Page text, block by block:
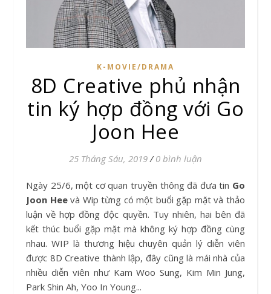
K-MOVIE/DRAMA
8D Creative phủ nhận
tin ký hợp đồng với Go
Joon Hee
25 Tháng Sáu, 2019 / 0 bình luận
Ngày 25/6, một cơ quan truyền thông đã đưa tin Go
Joon Heevà Wip từng có một buổi gặp mặt và thảo
luận về hợp đồng độc quyền. Tuy nhiên, hai bên đã
kết thúc buổi gặp mặt mà không ký hợp đồng cùng
nhau. WIP là thương hiệu chuyên quản lý diễn viên
được 8D Creative thành lập, đây cũng là mái nhà của
nhiều diễn viên như Kam Woo Sung, Kim Min Jung,
Park Shin Ah, Yoo In Young...